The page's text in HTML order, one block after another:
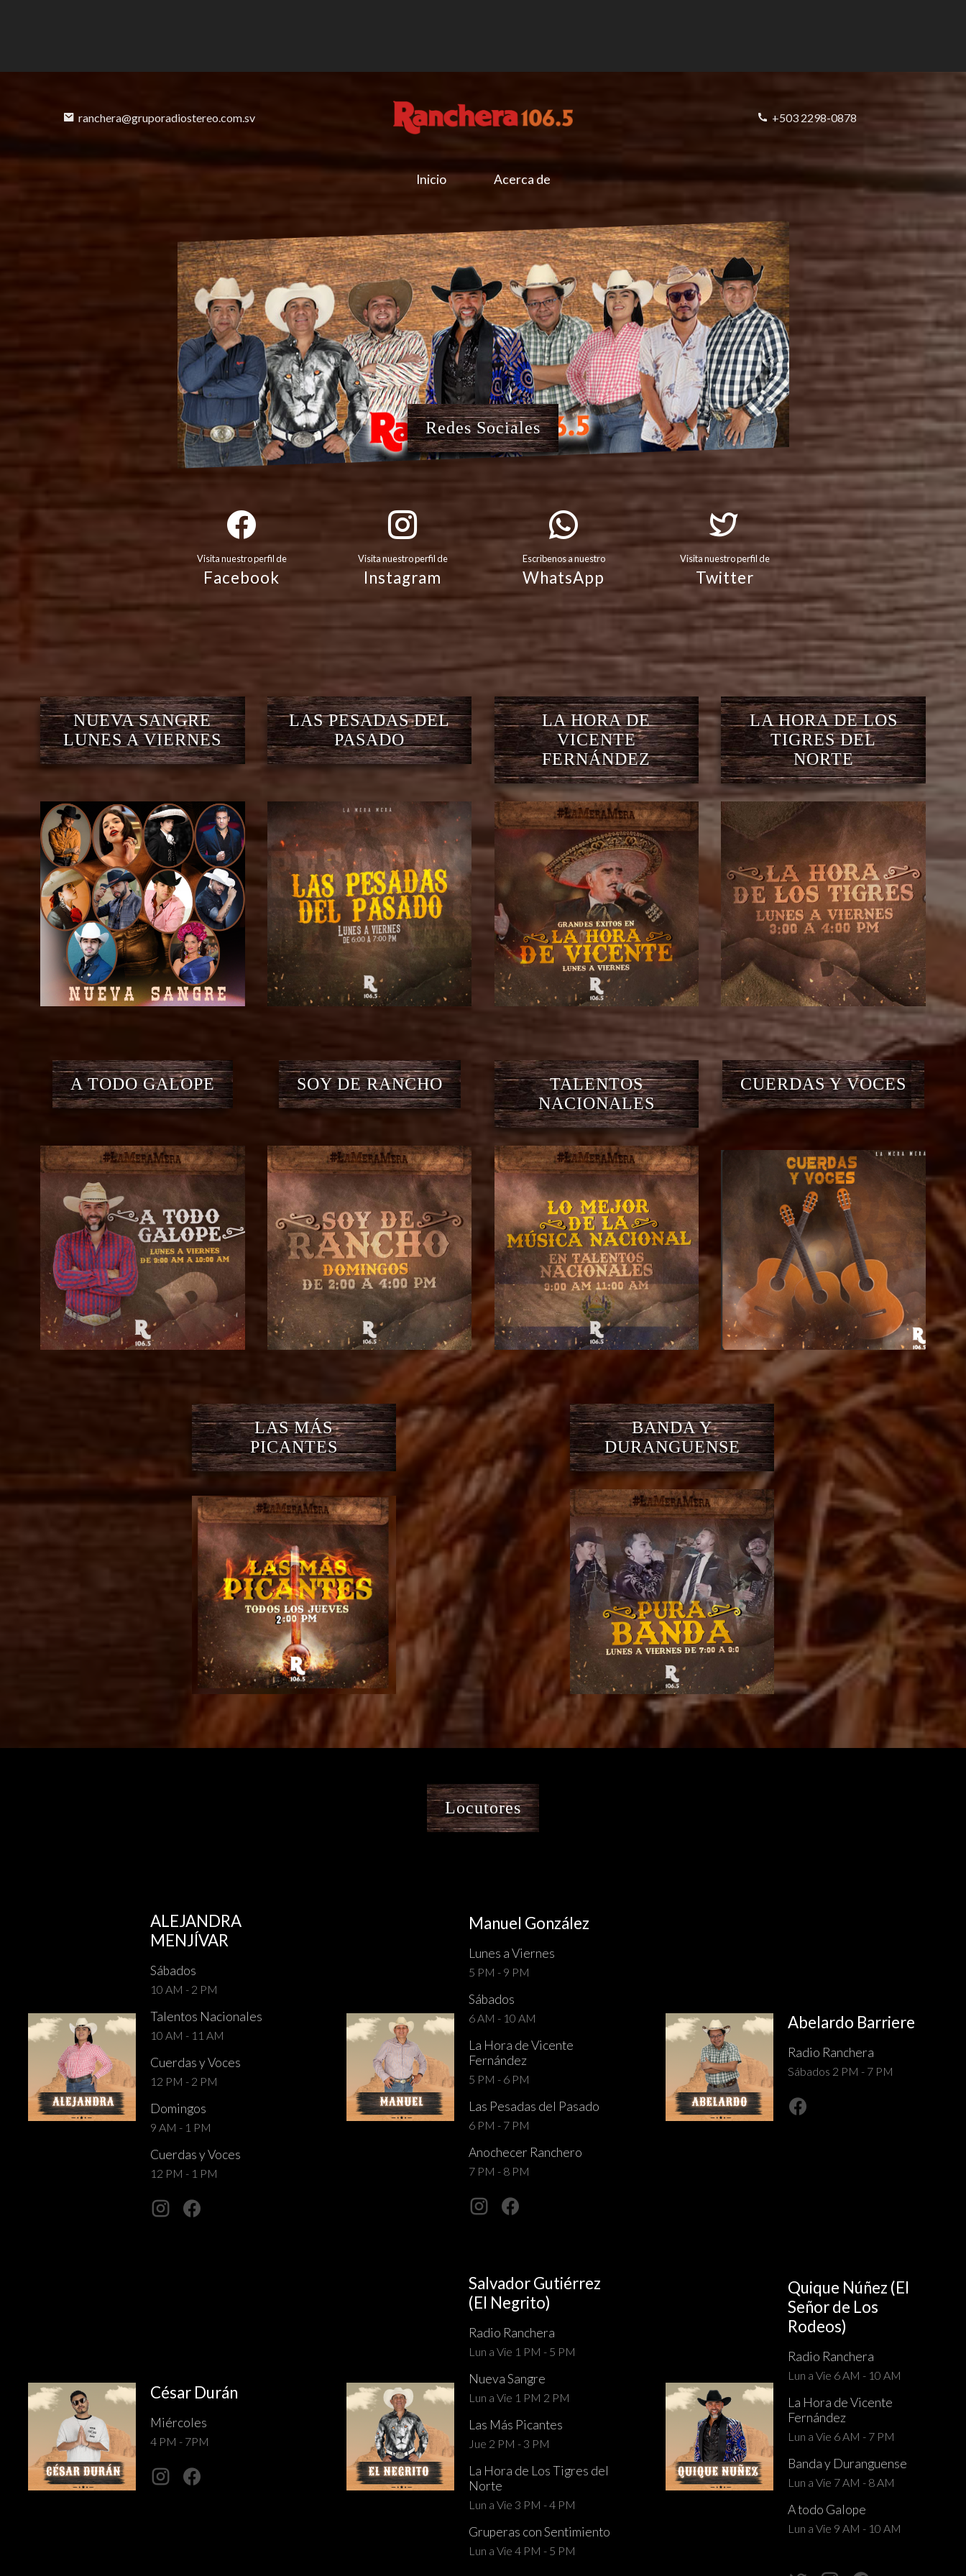
ranchera@gruporadiostereo.com.sv +503 2298-0878
Inicio Acerca de
Redes Sociales
Visita nuestro perfil de
Facebook
Visita nuestro perfil de
Instagram
Escribenos a nuestro
WhatsApp
Visita nuestro perfil de
Twitter
NUEVA SANGRE
LUNES A VIERNES
LAS PESADAS DEL
PASADO
LA HORA DE
VICENTE
FERNÁNDEZ
LA HORA DE LOS
TIGRES DEL
NORTE
A TODO GALOPE SOY DE RANCHO
TALENTOS
NACIONALES
CUERDAS Y VOCES
LAS MÁS
PICANTES
BANDA Y
DURANGUENSE
Locutores
ALEJANDRA
MENJÍVAR
Sábados
10 AM - 2 PM
Talentos Nacionales
10 AM - 11 AM
Cuerdas y Voces
12 PM - 2 PM
Domingos
9 AM - 1 PM
Cuerdas y Voces
12 PM - 1 PM
Manuel González
Lunes a Viernes
5 PM - 9 PM
Sábados
6 AM - 10 AM
La Hora de Vicente
Fernández
5 PM - 6 PM
Las Pesadas del Pasado
6 PM - 7 PM
Anochecer Ranchero
7 PM - 8 PM
Abelardo Barriere
Radio Ranchera
Sábados 2 PM - 7 PM
César Durán
Miércoles
4 PM - 7PM
Salvador Gutiérrez
(El Negrito)
Radio Ranchera
Lun a Vie 1 PM - 5 PM
Nueva Sangre
Lun a Vie 1 PM 2 PM
Las Más Picantes
Jue 2 PM - 3 PM
La Hora de Los Tigres del
Norte
Lun a Vie 3 PM - 4 PM
Gruperas con Sentimiento
Lun a Vie 4 PM - 5 PM
Quique Núñez (El
Señor de Los
Rodeos)
Radio Ranchera
Lun a Vie 6 AM - 10 AM
La Hora de Vicente
Fernández
Lun a Vie 6 AM - 7 PM
Banda y Duranguense
Lun a Vie 7 AM - 8 AM
A todo Galope
Lun a Vie 9 AM - 10 AM